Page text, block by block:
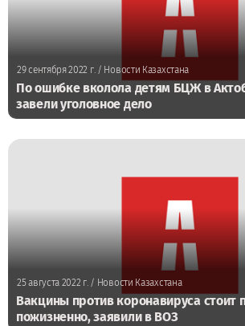
29 сентября 2022 г. / Новости Казахстана
По ошибке вколола детям БЦЖ в
завели уголовное дело
25 августа 2022 г./ Новости Казахстана
Вакцины против коронавируса стоит
пожизненно, заявили в ВОЗ